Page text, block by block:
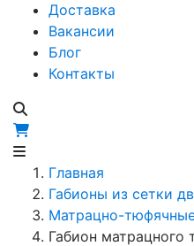
Доставка
Вакансии
Блог
Контакты
Главная
Габионы из сетки
Матрацно-
Габион